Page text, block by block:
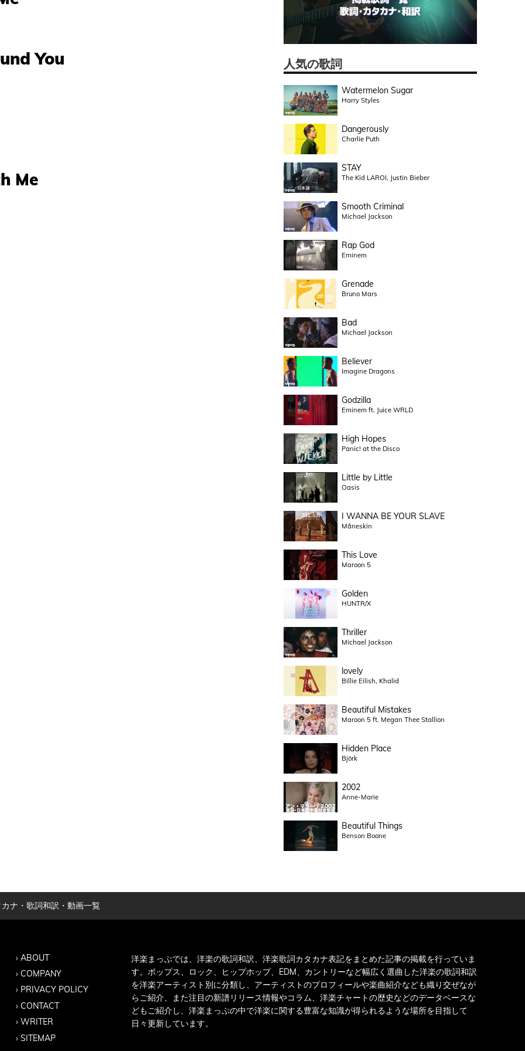
You
Me
人気の歌詞
Watermelon Sugar
Harry Styles
Dangerously
Charlie Puth
STAY
The Kid LAROI, Justin Bieber
Smooth Criminal
Michael Jackson
Rap God
Eminem
Grenade
Bruno Mars
Bad
Michael Jackson
Believer
Imagine Dragons
Godzilla
Eminem ft. Juice WRLD
High Hopes
Panic! at the Disco
Little by Little
Oasis
I WANNA BE YOUR SLAVE
Måneskin
This Love
Maroon 5
Golden
HUNTR/X
Thriller
Michael Jackson
lovely
Billie Eilish, Khalid
Beautiful Mistakes
Maroon 5 ft. Megan Thee Stallion
Hidden Place
Björk
2002
Anne-Marie
Beautiful Things
Benson Boone
ナ・歌詞和訳・動画一覧
ABOUT
COMPANY
PRIVACY POLICY
CONTACT
WRITER
SITEMAP
洋楽まっぷでは、洋楽の歌詞和訳、洋楽歌詞カタカナ表記をまとめた記事の掲載を行っていま
す。ポップス、ロック、ヒップホップ、EDM、カントリーなど幅広く選曲した洋楽の歌詞和訳
を洋楽アーティスト別に分類し、アーティストのプロフィールや楽曲紹介なども織り交ぜなが
らご紹介、また注目の新譜リリース情報やコラム、洋楽チャートの歴史などのデータベースな
どもご紹介し、洋楽まっぷの中で洋楽に関する豊富な知識が得られるような場所を目指して
日々更新しています。